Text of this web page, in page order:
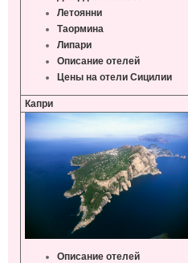
Летоянни
Таормина
Липари
Описание отелей
Цены на отели Сицилии
Капри
Описание отелей